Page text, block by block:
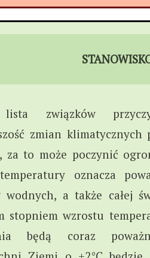
związków
zmian
za to może poczynić
oznacza
wodnych, a także całej
stopniem wzrostu
będą coraz